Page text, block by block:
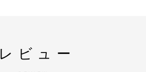
レビュー